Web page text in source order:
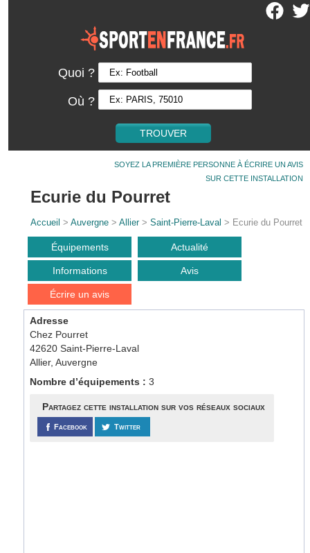
Quoi ?
Où ?
SOYEZ LA PREMIÈRE PERSONNE À ÉCRIRE UN AVIS
SUR CETTE INSTALLATION
Ecurie du Pourret
Accueil >Auvergne >Allier>Saint-Pierre-Laval > Ecurie du Pourret
Équipements Actualité
Informations Avis
Écrire un avis
Adresse
Chez Pourret
42620 Saint-Pierre-Laval
Allier, Auvergne
Nombre d’équipements :3
Partagez cette installation sur vos réseaux sociaux
Facebook Twitter